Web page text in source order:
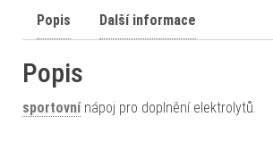
Popis Další informace
Popis
sportovnínápoj pro doplnění elektrolytů.